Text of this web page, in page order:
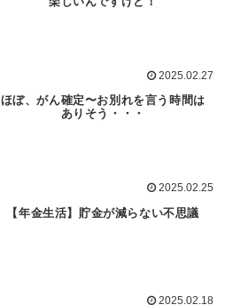
2025.02.27
ほぼ、がん確定〜お別れを言う時間は
ありそう・・・
2025.02.25
【年金生活】貯金が減らない不思議
2025.02.18